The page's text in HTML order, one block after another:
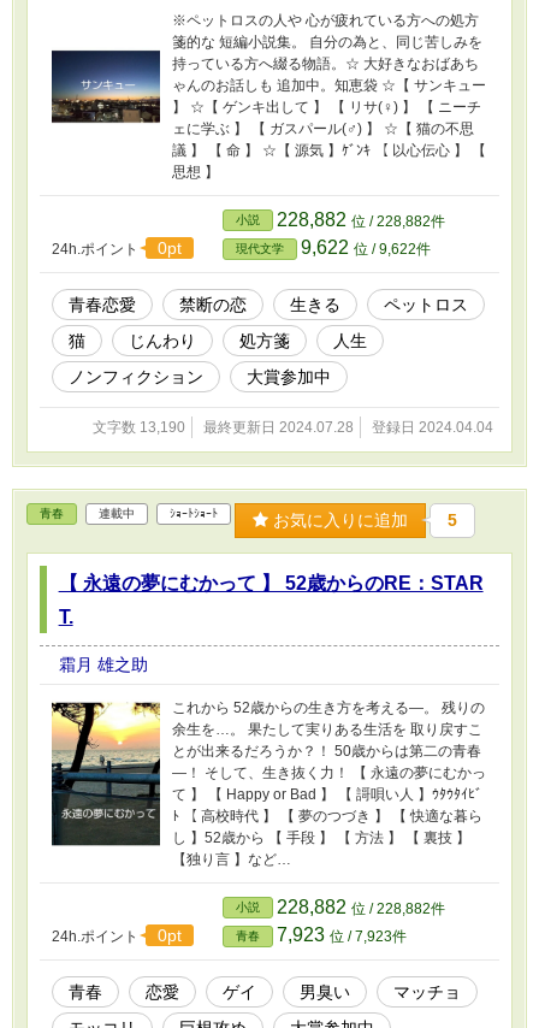
※ペットロスの人や 心が疲れている方への処方
箋的な 短編小説集。 自分の為と、同じ苦しみを
持っている方へ綴る物語。☆ 大好きなおばあち
ゃんのお話しも 追加中。知恵袋 ☆【 サンキュー
】 ☆【 ゲンキ出して 】 【 リサ(♀) 】 【 ニーチ
ェに学ぶ 】 【 ガスパール(♂) 】 ☆【 猫の不思
議 】 【 命 】 ☆【 源気 】ｹﾞﾝｷ 【 以心伝心 】 【
思想 】
24h.ポイント 0pt
小説 228,882 位 / 228,882件
現代文学 9,622 位 / 9,622件
青春恋愛 禁断の恋 生きる
ペットロス
猫
じんわり 処方箋
人生
ノンフィクション
大賞参加中
文字数 13,190 最終更新日 2024.07.28 登録日 2024.04.04
青春 連載中 ｼｮｰﾄｼｮｰﾄ お気に入りに追加 5
【 永遠の夢にむかって 】 52歳からのRE：STAR
T.
霜月 雄之助
これから 52歳からの生き方を考える―。 残りの
余生を…。 果たして実りある生活を 取り戻すこ
とが出来るだろうか？！ 50歳からは第二の青春
―！ そして、生き抜く力！ 【 永遠の夢にむかっ
て 】 【 Happy or Bad 】 【 謌唄い人 】ｳﾀｳﾀｲﾋﾞ
ﾄ 【 高校時代 】 【 夢のつづき 】 【 快適な暮ら
し 】52歳から 【 手段 】 【 方法 】 【 裏技 】
【独り言 】など…
24h.ポイント 0pt
小説 228,882 位 / 228,882件
青春 7,923 位 / 7,923件
青春 恋愛 ゲイ 男臭い
マッチョ